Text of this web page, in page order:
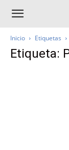
Inicio Etiquetas
Etiqueta: